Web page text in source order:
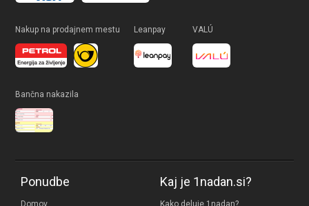
Nakup na prodajnem mestu Leanpay VALÚ
Bančna nakazila
Ponudbe
Domov
Kaj je 1nadan.si?
Kako deluje 1nadan?